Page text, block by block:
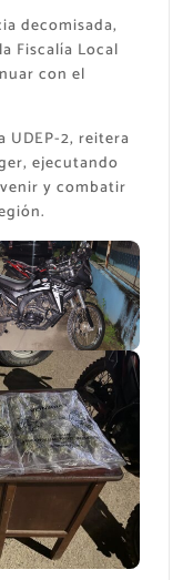
decomisada,
Fiscalía Local
con el
UDEP-2, reitera
ejecutando
y combatir